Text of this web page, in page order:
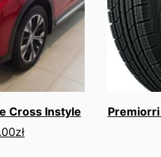
Cross Instyle
zł
Premiorri